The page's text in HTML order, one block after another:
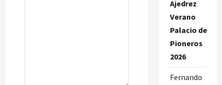
Ajedrez
Verano
Palacio de
Pioneros
2026
Fernando